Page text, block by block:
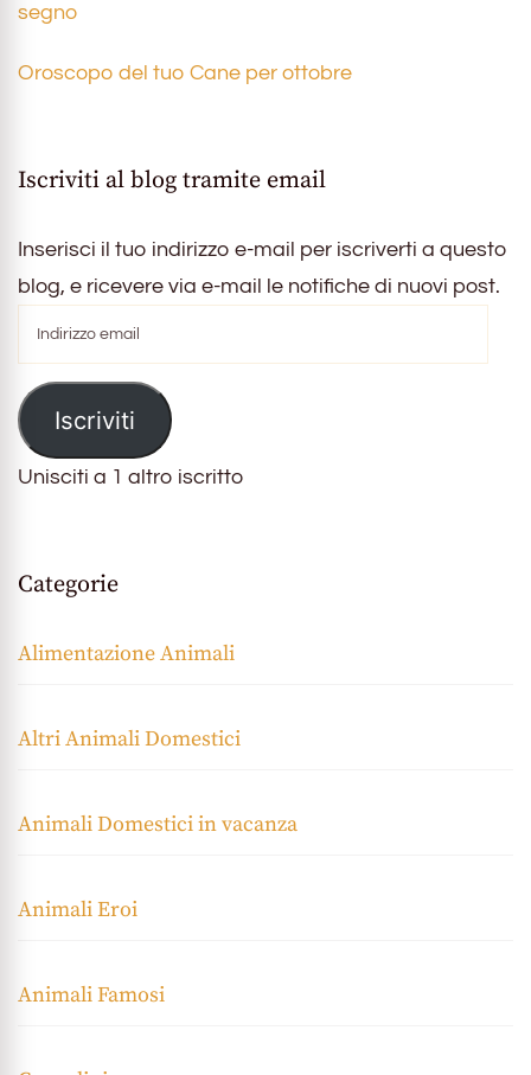
segno
Oroscopo del tuo Cane per ottobre
Iscriviti al blog tramite email
Inserisci il tuo indirizzo e-mail per iscriverti a questo
blog, e ricevere via e-mail le notifiche di nuovi post.
email
Iscriviti
Unisciti a 1 altro iscritto
Categorie
Alimentazione Animali
Altri Animali Domestici
Animali Domestici in vacanza
Animali Eroi
Animali Famosi